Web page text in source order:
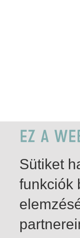
Sütiket
funkciók